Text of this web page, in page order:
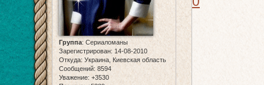
Группа: Сериаломаны
Зарегистрирован: 14-08-2010
Откуда: Украина, Киевская область
Сообщений: 8594
Уважение: +3530